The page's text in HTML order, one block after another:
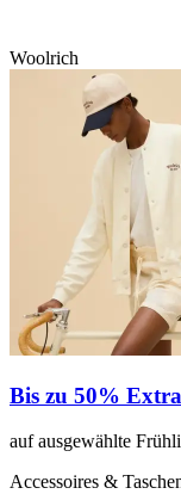
Woolrich
Bis zu 50%
auf ausgewählte
Accessoires &